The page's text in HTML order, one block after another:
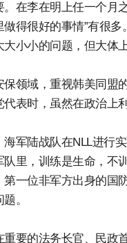
。在李在明上任一个月
做得很好的事情”有很
大小小的问题，但大体
保领域，重视韩美同盟
代表时，虽然在政治上
海军陆战队在NLL进行
队里，训练是生命，不
第一位非军方出身的国
。
重要的法务长官、民政